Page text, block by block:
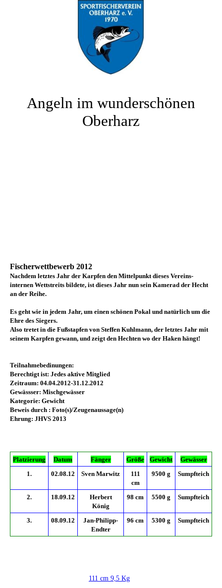
Angeln im wunderschönen
Oberharz
Fischerwettbewerb 2012
Nachdem letztes Jahr der Karpfen den Mittelpunkt dieses Vereins-
internen Wettstreits bildete, ist dieses Jahr nun sein Kamerad der Hecht
an der Reihe.
Es geht wie in jedem Jahr, um einen schönen Pokal und natürlich um die
Ehre des Siegers.
Also tretet in die Fußstapfen von Steffen Kuhlmann, der letztes Jahr mit
seinem Karpfen gewann, und zeigt den Hechten wo der Haken hängt!
Teilnahmebedinungen:
Berechtigt ist: Jedes aktive Mitglied
Zeitraum: 04.04.2012-31.12.2012
Gewässser: Mischgewässer
Kategorie: Gewicht
Beweis durch : Foto(s)/Zeugenaussage(n)
Ehrung: JHVS 2013
Platzierung Datum Fänger Größe Gewicht
Gewässer
1.
02.08.12 Sven Marwitz
111
cm
9500 g Sumpfteich
2. 18.09.12
Herbert
König
98 cm 5500 g Sumpfteich
3. 08.09.12
Jan-Philipp-
Endter
96 cm 5300 g Sumpfteich
111 cm 9,5 Kg